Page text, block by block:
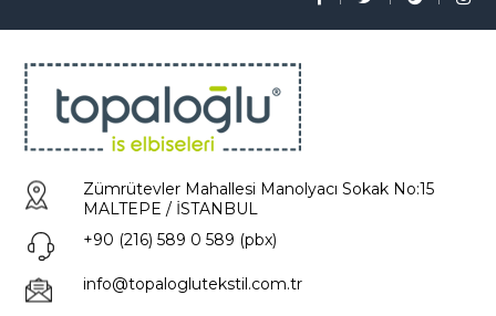
Zümrütevler Mahallesi Manolyacı Sokak No:15
MALTEPE / İSTANBUL
+90 (216) 589 0 589 (pbx)
info@topaloglutekstil.com.tr